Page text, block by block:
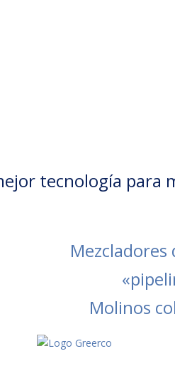
tecnología para
Mezcladores
Molinos